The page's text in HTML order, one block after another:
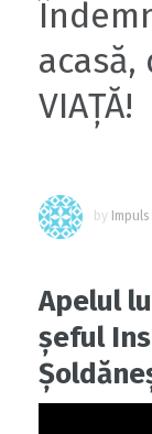
VIAȚĂ!
by Impuls
Apelul
șeful